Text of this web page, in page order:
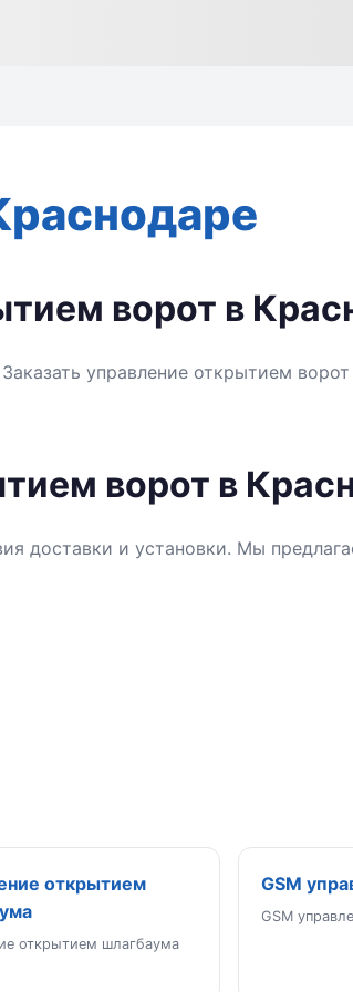
ворот в
управление открытием
ворот в
доставки и установки. Мы
открытием
открытием шлагбаума
GSM
GSM